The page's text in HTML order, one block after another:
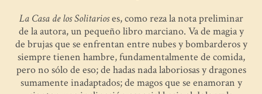
La Casa de los Solitarioses, como reza la nota preliminar
de la autora, un pequeño libro marciano. Va de magia y
de brujas que se enfrentan entre nubes y bombarderos y
siempre tienen hambre, fundamentalmente de comida,
pero no sólo de eso; de hadas nada laboriosas y dragones
sumamente inadaptados; de magos que se enamoran y